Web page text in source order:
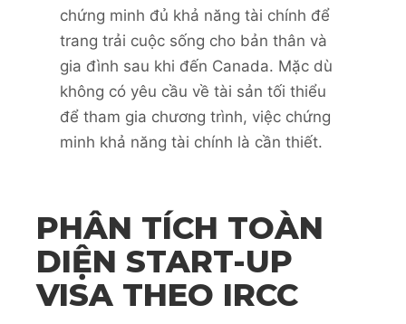
chứng minh đủ khả năng tài chính để
trang trải cuộc sống cho bản thân và
gia đình sau khi đến Canada. Mặc dù
không có yêu cầu về tài sản tối thiểu
để tham gia chương trình, việc chứng
minh khả năng tài chính là cần thiết.
PHÂN TÍCH TOÀN
DIỆN START-UP
VISA THEO IRCC